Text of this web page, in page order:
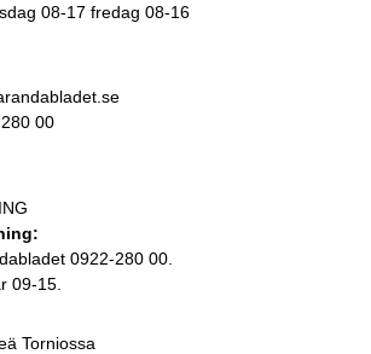
08-17 fredag 08-16
00
0922-280 00.
09-15.
Torniossa